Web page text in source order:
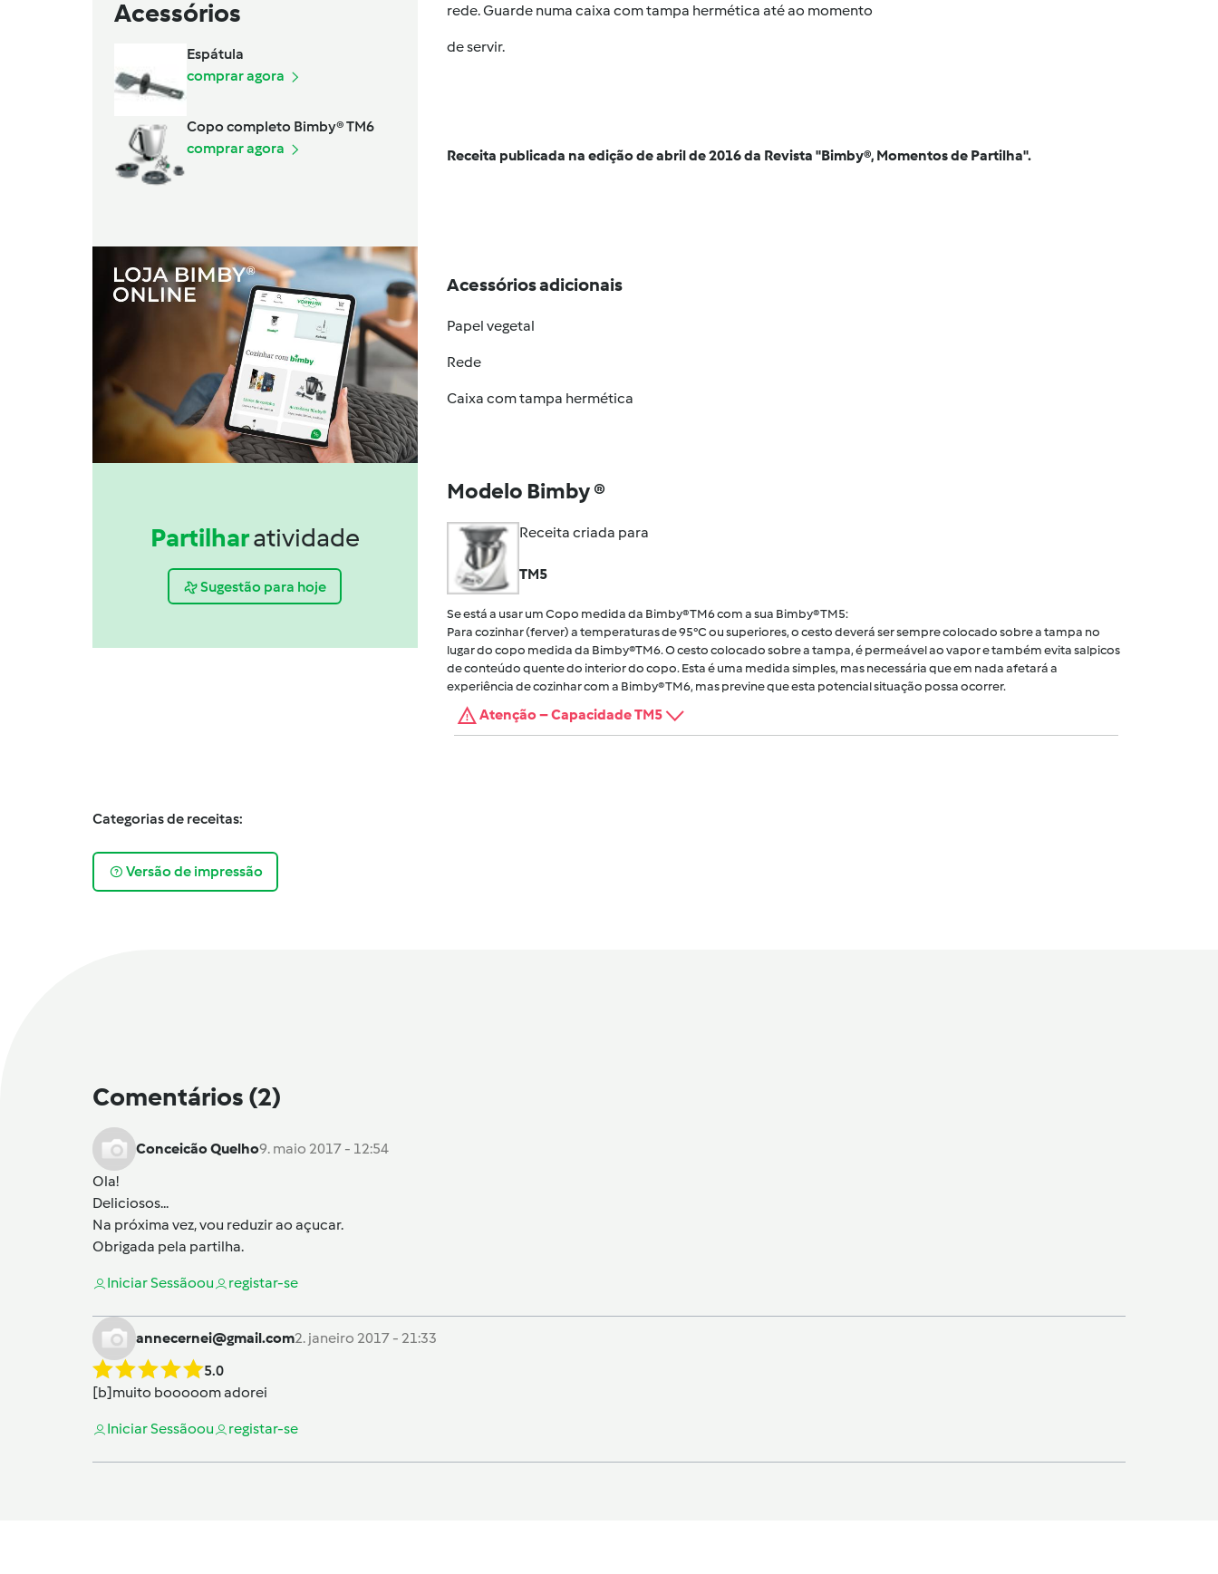
Acessórios
Espátula
comprar agora
Copo completo Bimby® TM6
comprar agora
Partilharatividade
Sugestão para hoje
rede. Guarde numa caixa com tampa hermética até ao momento
de servir.
Receita publicada na edição de abril de 2016 da Revista "Bimby®, Momentos de Partilha".
Acessórios adicionais
Papel vegetal
Rede
Caixa com tampa hermética
Modelo Bimby ®
Receita criada para
TM5
Se está a usar um Copo medida da Bimby® TM6 com a sua Bimby® TM5:
Para cozinhar (ferver) a temperaturas de 95°C ou superiores, o cesto deverá ser sempre colocado sobre a tampa no
lugar do copo medida da Bimby®TM6. O cesto colocado sobre a tampa, é permeável ao vapor e também evita salpicos
de conteúdo quente do interior do copo. Esta é uma medida simples, mas necessária que em nada afetará a
experiência de cozinhar com a Bimby® TM6, mas previne que esta potencial situação possa ocorrer.
Atenção – Capacidade TM5
Categorias de receitas:
Versão de impressão
Comentários (2)
Conceicão Quelho9. maio 2017 - 12:54
Ola!
Deliciosos...
Na próxima vez, vou reduzir ao açucar.
Obrigada pela partilha.
Iniciar Sessãoou registar-se
annecernei@gmail.com2. janeiro 2017 - 21:33
5.0
[b]muito booooom adorei
Iniciar Sessãoou registar-se